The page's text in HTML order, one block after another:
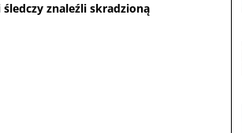
znaleźli skradzioną